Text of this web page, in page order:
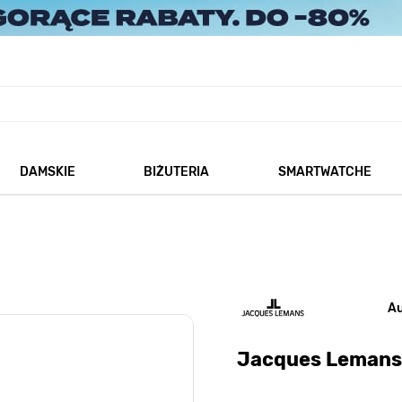
DAMSKIE
BIŻUTERIA
SMARTWATCHE
Jacques